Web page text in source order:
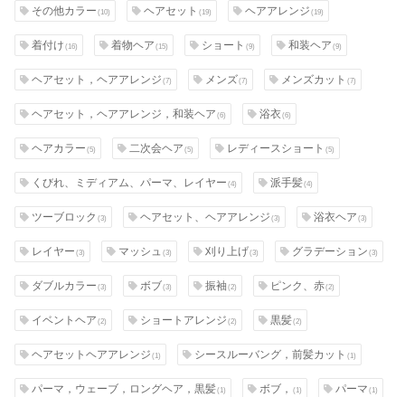
その他カラー(10) ヘアセット(19) ヘアアレンジ(19)
着付け(16) 着物ヘア(15) ショート(9) 和装ヘア(9)
ヘアセット，ヘアアレンジ(7) メンズ(7) メンズカット(7)
ヘアセット，ヘアアレンジ，和装ヘア(6) 浴衣(6)
ヘアカラー(5) 二次会ヘア(5) レディースショート(5)
くびれ、ミディアム、パーマ、レイヤー(4) 派手髪(4)
ツーブロック(3) ヘアセット、ヘアアレンジ(3) 浴衣ヘア(3)
レイヤー(3) マッシュ(3) 刈り上げ(3) グラデーション(3)
ダブルカラー(3) ボブ(3) 振袖(2) ピンク、赤(2)
イベントヘア(2) ショートアレンジ(2) 黒髪(2)
ヘアセットヘアアレンジ(1) シースルーバング，前髪カット(1)
パーマ，ウェーブ，ロングヘア，黒髪(1) ボブ，(1) パーマ(1)